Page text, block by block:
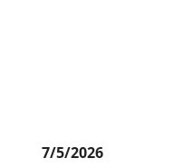
7/5/2026